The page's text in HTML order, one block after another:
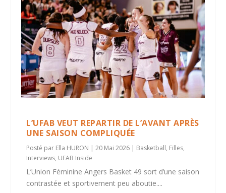
L’UFAB VEUT REPARTIR DE L’AVANT APRÈS
UNE SAISON COMPLIQUÉE
Posté par Ella HURON |20 Mai 2026 | Basketball, Filles,
Interviews, UFAB Inside
L’Union Féminine Angers Basket 49 sort d’une saison
contrastée et sportivement peu aboutie....